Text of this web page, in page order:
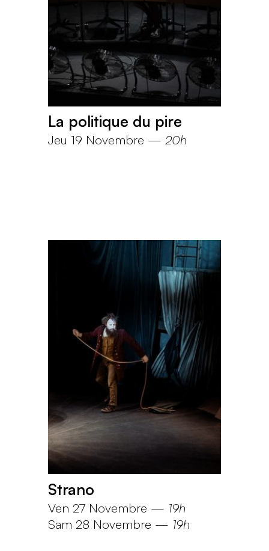
La politique du pire
Jeu 19 Novembre — 20h
Strano
Ven 27 Novembre — 19h
Sam 28 Novembre — 19h